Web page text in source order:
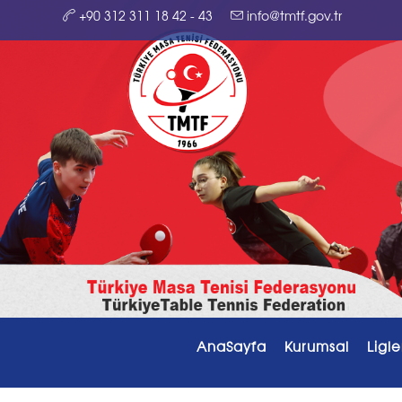
+90 312 311 18 42 - 43 info@tmtf.gov.tr
AnaSayfa Kurumsal